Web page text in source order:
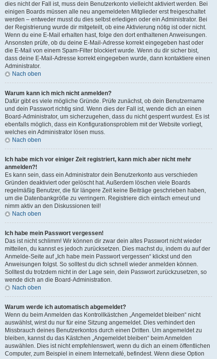
dies nicht der Fall ist, muss dein Benutzerkonto vielleicht aktiviert werden. Bei
einigen Boards müssen alle neu angemeldeten Mitglieder erst freigeschaltet
werden – entweder musst du dies selbst erledigen oder ein Administrator. Bei
der Registrierung wurde dir mitgeteilt, ob eine Aktivierung nötig ist oder nicht.
Wenn du eine E-Mail erhalten hast, folge den dort enthaltenen Anweisungen.
Ansonsten prüfe, ob du deine E-Mail-Adresse korrekt eingegeben hast oder
die E-Mail von einem Spam-Filter blockiert wurde. Wenn du dir sicher bist,
dass deine E-Mail-Adresse korrekt eingegeben wurde, dann kontaktiere einen
Administrator.
Nach oben
Warum kann ich mich nicht anmelden?
Dafür gibt es viele mögliche Gründe. Prüfe zunächst, ob dein Benutzername
und dein Passwort richtig sind. Wenn dies der Fall ist, wende dich an einen
Board-Administrator, um sicherzugehen, dass du nicht gesperrt wurdest. Es ist
ebenfalls möglich, dass ein Konfigurationsproblem mit der Website vorliegt,
welches ein Administrator lösen muss.
Nach oben
Ich habe mich vor einiger Zeit registriert, kann mich aber nicht mehr
anmelden?!
Es kann sein, dass ein Administrator dein Benutzerkonto aus verschieden
Gründen deaktiviert oder gelöscht hat. Außerdem löschen viele Boards
regelmäßig Benutzer, die für längere Zeit keine Beiträge geschrieben haben,
um die Datenbankgröße zu verringern. Registriere dich einfach erneut und
nimm aktiv an den Diskussionen teil!
Nach oben
Ich habe mein Passwort vergessen!
Das ist nicht schlimm! Wir können dir zwar dein altes Passwort nicht wieder
mitteilen, du kannst es jedoch zurücksetzen. Dies machst du, indem du auf der
Anmelde-Seite auf „Ich habe mein Passwort vergessen“ klickst und den
Anweisungen folgst. So solltest du dich schnell wieder anmelden können.
Solltest du trotzdem nicht in der Lage sein, dein Passwort zurückzusetzen, so
wende dich an die Board-Administration.
Nach oben
Warum werde ich automatisch abgemeldet?
Wenn du beim Anmelden das Kontrollkästchen „Angemeldet bleiben“ nicht
auswählst, wirst du nur für eine Sitzung angemeldet. Dies verhindert den
Missbrauch deines Benutzerkontos durch einen Dritten. Um angemeldet zu
bleiben, kannst du das Kästchen „Angemeldet bleiben“ beim Anmelden
auswählen. Dies ist nicht empfehlenswert, wenn du dich an einem öffentlichen
Computer, zum Beispiel in einem Internetcafé, befindest. Wenn diese Option